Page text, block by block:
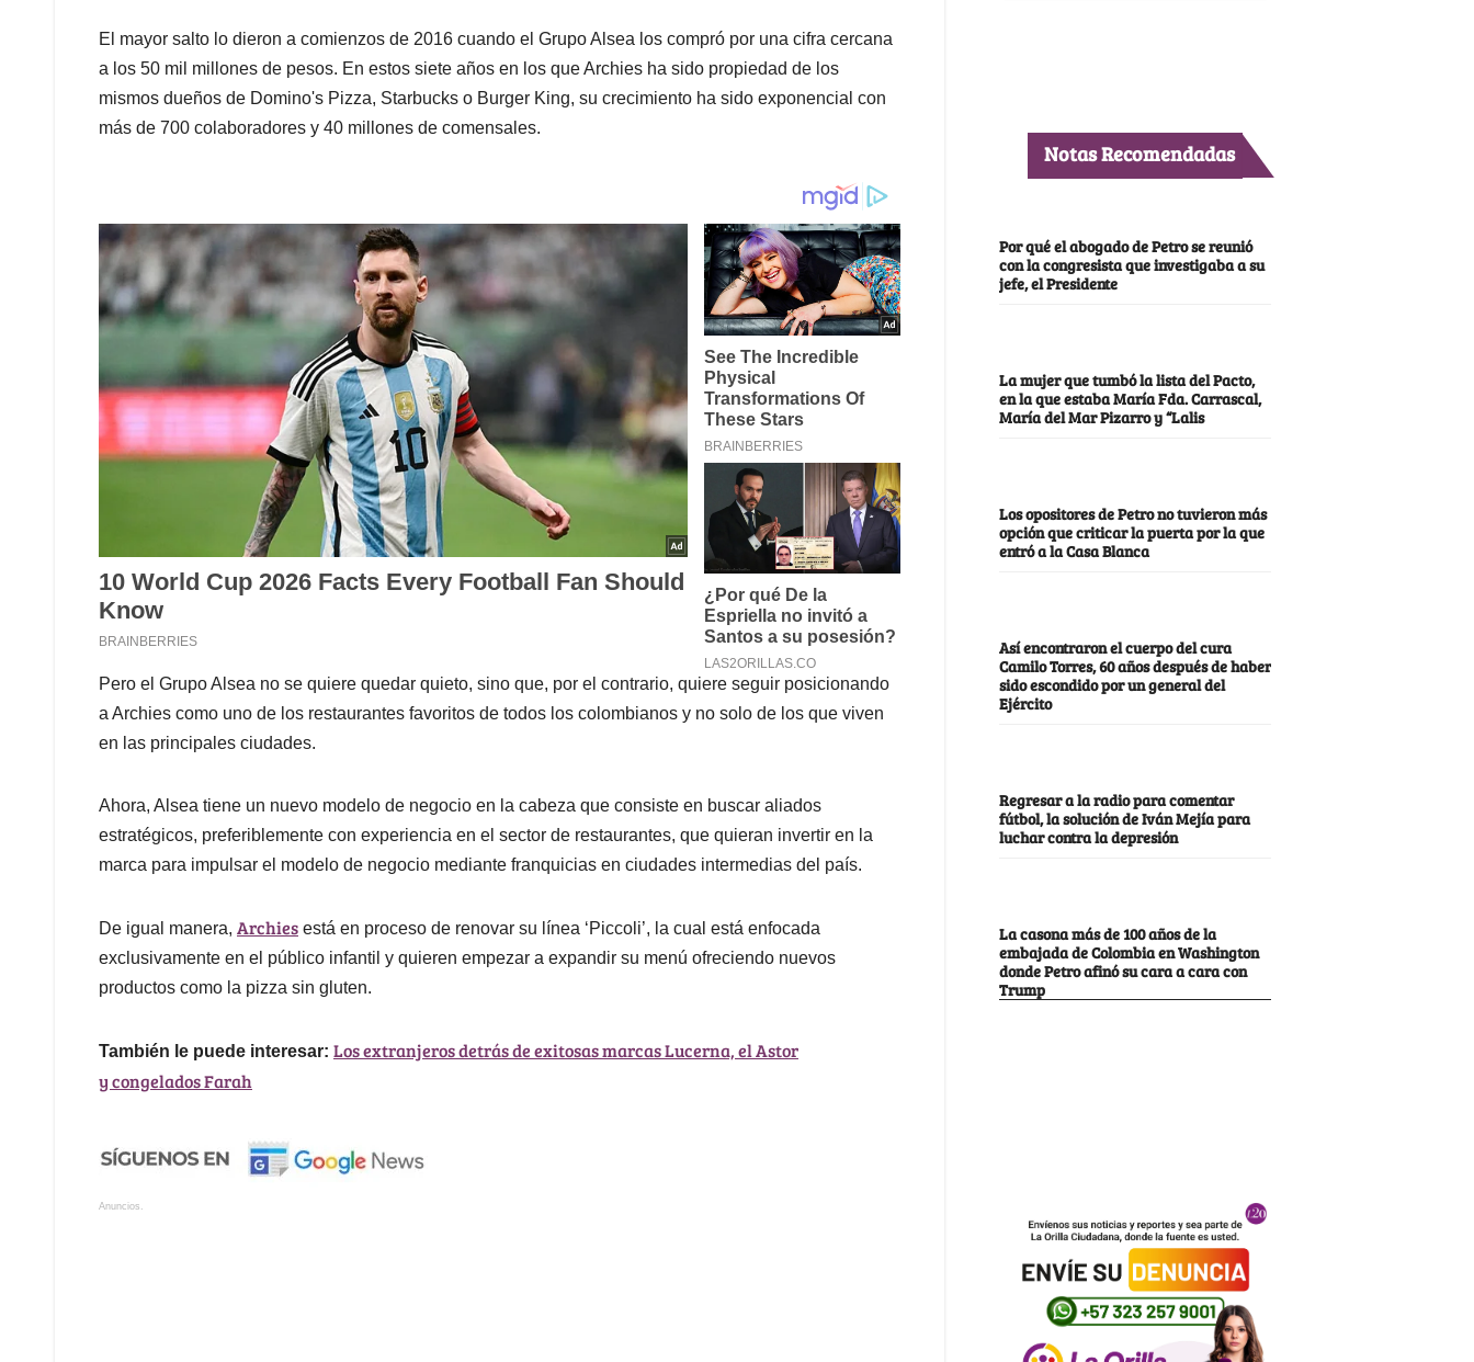
El mayor salto lo dieron a comienzos de 2016 cuando el Grupo Alsea los compró por una cifra cercana
a los 50 mil millones de pesos. En estos siete años en los que Archies ha sido propiedad de los
mismos dueños de Domino's Pizza, Starbucks o Burger King, su crecimiento ha sido exponencial con
más de 700 colaboradores y 40 millones de comensales.
Pero el Grupo Alsea no se quiere quedar quieto, sino que, por el contrario, quiere seguir posicionando
a Archies como uno de los restaurantes favoritos de todos los colombianos y no solo de los que viven
en las principales ciudades.
Ahora, Alsea tiene un nuevo modelo de negocio en la cabeza que consiste en buscar aliados
estratégicos, preferiblemente con experiencia en el sector de restaurantes, que quieran invertir en la
marca para impulsar el modelo de negocio mediante franquicias en ciudades intermedias del país.
De igual manera, Archies está en proceso de renovar su línea ‘Piccoli’, la cual está enfocada
exclusivamente en el público infantil y quieren empezar a expandir su menú ofreciendo nuevos
productos como la pizza sin gluten.
También le puede interesar: Los extranjeros detrás de exitosas marcas Lucerna, el Astor
y congelados Farah
Anuncios.
Notas Recomendadas
Por qué el abogado de Petro se reunió
con la congresista que investigaba a su
jefe, el Presidente
La mujer que tumbó la lista del Pacto,
en la que estaba María Fda. Carrascal,
María del Mar Pizarro y “Lalis
Los opositores de Petro no tuvieron más
opción que criticar la puerta por la que
entró a la Casa Blanca
Así encontraron el cuerpo del cura
Camilo Torres, 60 años después de haber
sido escondido por un general del
Ejército
Regresar a la radio para comentar
fútbol, la solución de Iván Mejía para
luchar contra la depresión
La casona más de 100 años de la
embajada de Colombia en Washington
donde Petro afinó su cara a cara con
Trump